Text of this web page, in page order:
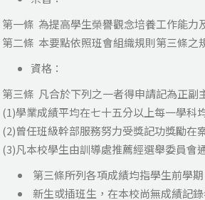
第一條 為提高學生榮譽觀念培養工作能力
第二條 本要點依照班會組織規則第三條之
資格：
第三條 凡合於下列之一者得申請記為正副
(1)學業成績平均在七十五分以上每一學科
(2)曾任班級幹部服務努力受獎記功獎勵在
(3)凡本校學生由訓導處推薦經選舉委員會
第三條所列各項成績均指學生前學
新生或插班生，在本校尚無成績記